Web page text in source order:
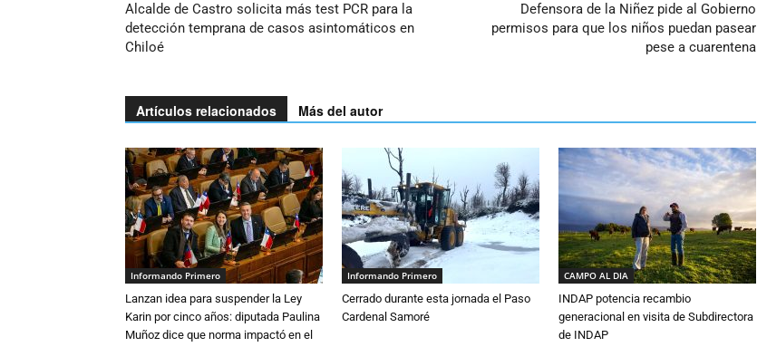
Alcalde de Castro solicita más test PCR para la
detección temprana de casos asintomáticos en
Chiloé
Defensora de la Niñez pide al Gobierno
permisos para que los niños puedan pasear
pese a cuarentena
Artículos relacionados Más del autor
Informando Primero
Lanzan idea para suspender la Ley
Karin por cinco años: diputada Paulina
Muñoz dice que norma impactó en el
Informando Primero
Cerrado durante esta jornada el Paso
Cardenal Samoré
CAMPO AL DIA
INDAP potencia recambio
generacional en visita de Subdirectora
de INDAP